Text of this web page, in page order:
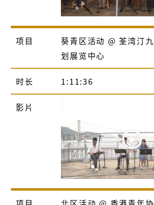
项目
葵青区活动 @ 荃湾汀
划展览中心
时长 1:11:36
影片